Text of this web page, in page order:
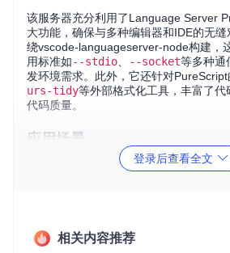
该服务器充分利用了Language Server
大功能，确保与多种编辑器和IDE的无
绕vscode-languageserver-node构建，
用标准如--stdio --socket等多种通
发环境需求。此外，它还针对
urs-tidy等外部格式化工具，丰富了代
代码质量。
应用场景
无论你是PureScript的忠实拥趸，还是正
VSCode和Atom用户
发工具支持。
登录后查看全文
相关内容推荐